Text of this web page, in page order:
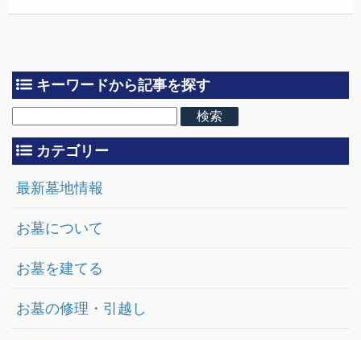
キーワードから記事を探す
カテゴリー
最新墓地情報
お墓について
お墓を建てる
お墓の修理・引越し